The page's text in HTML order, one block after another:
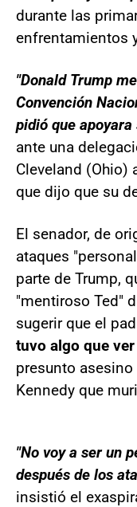
durante las
enfrentamientos
"Donald Trump
Convención
pidió que
ante una
Cleveland (Ohio)
que dijo que su
El senador, de
ataques
parte de Trump,
"mentiroso Ted"
sugerir que el
tuvo algo que
presunto
Kennedy que
"No voy a ser un
después de los
insistió el